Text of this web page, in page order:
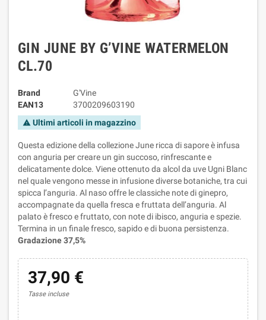
GIN JUNE BY G’VINE WATERMELON
CL.70
Brand
G'Vine
EAN13
3700209603190
warning Ultimi articoli in magazzino
Questa edizione della collezione June ricca di sapore è infusa
con anguria per creare un gin succoso, rinfrescante e
delicatamente dolce. Viene ottenuto da alcol da uve Ugni Blanc
nel quale vengono messe in infusione diverse botaniche, tra cui
spicca l’anguria. Al naso offre le classiche note di ginepro,
accompagnate da quella fresca e fruttata dell’anguria. Al
palato è fresco e fruttato, con note di ibisco, anguria e spezie.
Termina in un finale fresco, sapido e di buona persistenza.
Gradazione 37,5%
37,90 €
Tasse incluse